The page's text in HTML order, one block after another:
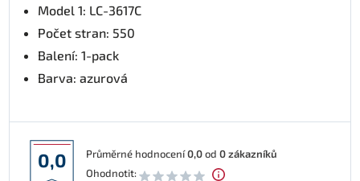
Model 1: LC-3617C
Počet stran: 550
Balení: 1-pack
Barva: azurová
0,0 Průměrné hodnocení0,0od 0zákazníků
Ohodnotit: